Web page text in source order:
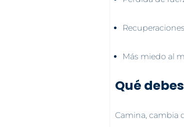
Más miedo al
Qué
Camina, cambia